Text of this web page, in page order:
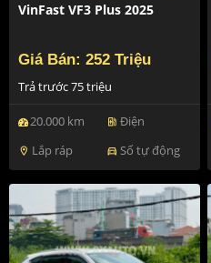
VinFast VF3 Plus 2025
Giá Bán: 252 Triệu
Trả trước 75 triệu
20.000 km ev_station Điện
location_on Lắp ráp directions_car Số tự động